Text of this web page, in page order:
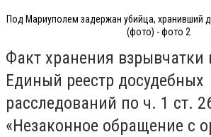
Под Мариуполем задержан убийца, хранивший
(фото) - фото 2
Факт хранения взрывчатки
Единый реестр досудебных
расследований по ч. 1 ст.
«Незаконное обращение с